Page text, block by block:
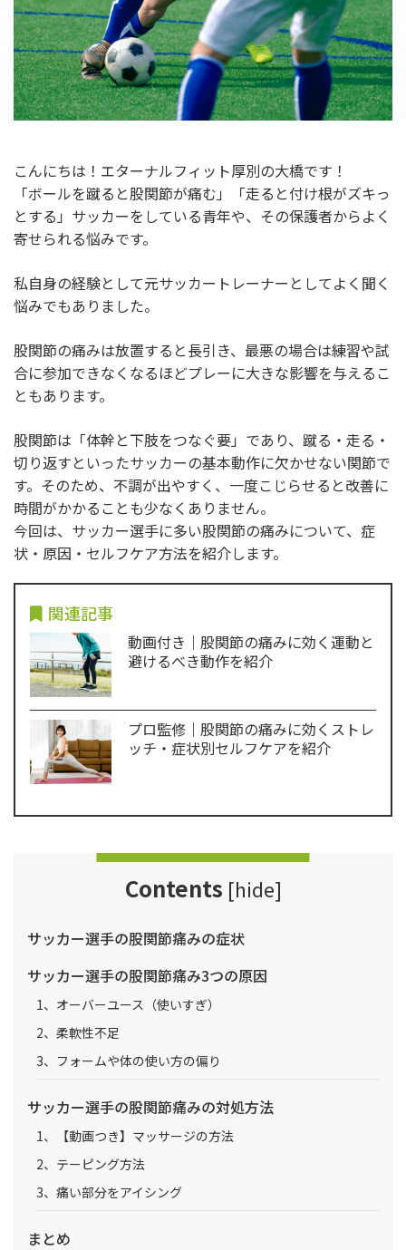
こんにちは！エターナルフィット厚別の大橋です！
「ボールを蹴ると股関節が痛む」「走ると付け根がズキっ
とする」サッカーをしている青年や、その保護者からよく
寄せられる悩みです。
私自身の経験として元サッカートレーナーとしてよく聞く
悩みでもありました。
股関節の痛みは放置すると長引き、最悪の場合は練習や試
合に参加できなくなるほどプレーに大きな影響を与えるこ
ともあります。
股関節は「体幹と下肢をつなぐ要」であり、蹴る・走る・
切り返すといったサッカーの基本動作に欠かせない関節で
す。そのため、不調が出やすく、一度こじらせると改善に
時間がかかることも少なくありません。
今回は、サッカー選手に多い股関節の痛みについて、症
状・原因・セルフケア方法を紹介します。
関連記事
動画付き｜股関節の痛みに効く運動と
避けるべき動作を紹介
プロ監修｜股関節の痛みに効くストレ
ッチ・症状別セルフケアを紹介
Contents [hide]
サッカー選手の股関節痛みの症状
サッカー選手の股関節痛み3つの原因
1、オーバーユース（使いすぎ）
2、柔軟性不足
3、フォームや体の使い方の偏り
サッカー選手の股関節痛みの対処方法
1、【動画つき】マッサージの方法
2、テーピング方法
3、痛い部分をアイシング
まとめ